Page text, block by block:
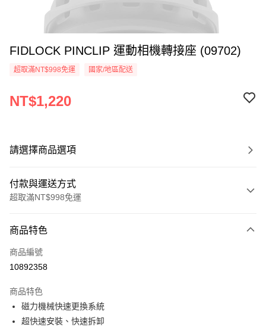
FIDLOCK PINCLIP 運動相機轉接座 (09702)
超取滿NT$998免運 國家/地區配送
NT$1,220
請選擇商品選項
付款與運送方式
超取滿NT$998免運
信用卡一次付款
信用卡分期付款
合作金庫商業銀行
華南商業銀行
上海商業儲蓄銀行
超商取貨付款
LINE Pay
商品特色
商品編號
10892358
商品特色
磁力機械快速更換系統
超快速安裝、快速拆卸